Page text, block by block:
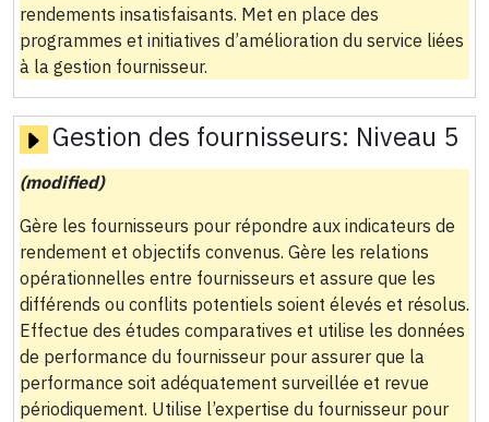
rendements insatisfaisants. Met en place des
programmes et initiatives d’amélioration du service liées
à la gestion fournisseur.
Gestion des fournisseurs: Niveau 5
(modified)
Gère les fournisseurs pour répondre aux indicateurs de
rendement et objectifs convenus. Gère les relations
opérationnelles entre fournisseurs et assure que les
différends ou conflits potentiels soient élevés et résolus.
Effectue des études comparatives et utilise les données
de performance du fournisseur pour assurer que la
performance soit adéquatement surveillée et revue
périodiquement. Utilise l’expertise du fournisseur pour